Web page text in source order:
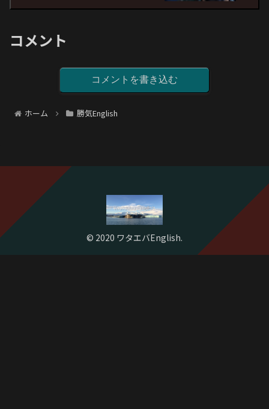
コメント
コメントを書き込む
ホーム 勝気English
© 2020 ワタエバEnglish.